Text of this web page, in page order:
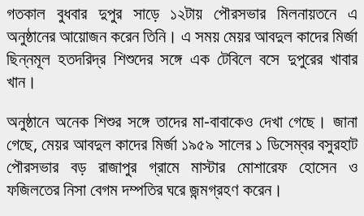
গতকাল বুধবার দুপুর সাড়ে ১২টায় পৌরসভার মিলনায়তনে এ
অনুষ্ঠানের আয়োজন করেন তিনি। এ সময় মেয়র আবদুল কাদের মির্জা
ছিন্নমূল হতদরিদ্র শিশুদের সঙ্গে এক টেবিলে বসে দুপুরের খাবার
খান।
অনুষ্ঠানে অনেক শিশুর সঙ্গে তাদের মা-বাবাকেও দেখা গেছে। জানা
গেছে, মেয়র আবদুল কাদের মির্জা ১৯৫৯ সালের ১ ডিসেম্বর বসুরহাট
পৌরসভার বড় রাজাপুর গ্রামে মাস্টার মোশারেফ হোসেন ও
ফজিলতের নিসা বেগম দম্পতির ঘরে জন্মগ্রহণ করেন।